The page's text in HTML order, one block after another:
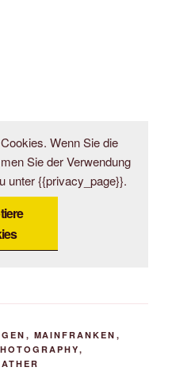
Wenn Sie die
Sie der Verwendung
unter {{privacy_page}}.
, MAINFRANKEN ,
,